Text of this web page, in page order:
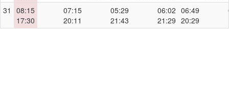
31
08:15
17:30
07:15
20:11
05:29
21:43
06:02
21:29
06:49
20:29